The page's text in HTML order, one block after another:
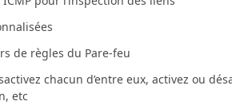
de règles du Pare-feu
chacun d’entre eux, activez ou
etc